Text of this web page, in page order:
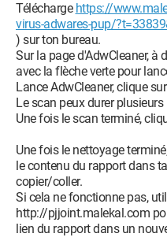
Télécharge https://
virus-adwares-pup/
) sur ton bureau.
Sur la page d'AdwCleaner, à
avec la flèche verte pour
Lance AdwCleaner, clique
Le scan peux durer
Une fois le scan terminé,
Une fois le nettoyage
le contenu du rapport dans
copier/coller.
Si cela ne fonctionne pas,
http://pjjoint.malekal.com
lien du rapport dans un